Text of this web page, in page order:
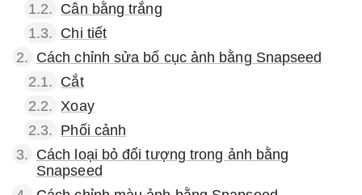
1.2. Cân bằng trắng
1.3. Chi tiết
2. Cách chỉnh sửa bố cục ảnh bằng Snapseed
2.1. Cắt
2.2. Xoay
2.3. Phối cảnh
3. Cách loại bỏ đối tượng trong ảnh bằng
Snapseed